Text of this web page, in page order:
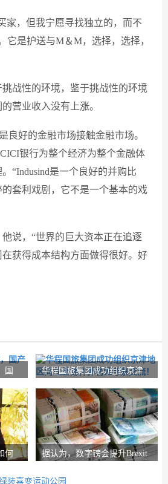
家，但我宁愿寻找独立的，而不
它是护送与M＆M，选择，选择，
战性的环境，鉴于挑战性的环境
营业收入没有上涨。
良好的金融市场接触金融市场。
银行为整个经济为整个金融体
“Indusind是一个良好的并购比
套利戏剧，它不是一个基本的戏
说，“世界的巨大资本正在追逐
获得成本结构方面做得很好。好
国
华程国旅集团成功组织京津
何
据认为，数字镑会提升Brexit
装喜变运动公园